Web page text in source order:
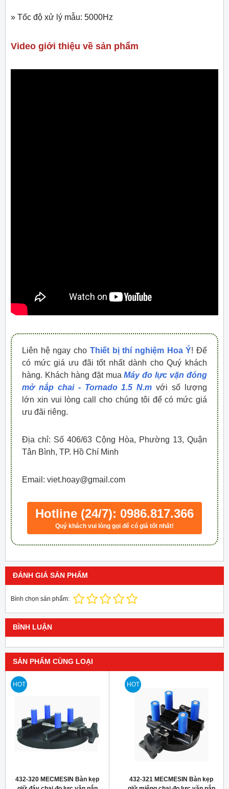
» Tốc độ xử lý mẫu: 5000Hz
Video giới thiệu về sản phẩm
Liên hệ ngay cho Thiết bị thí nghiệm Hoa Ý! Để
có mức giá ưu đãi tốt nhất dành cho Quý khách
hàng. Khách hàng đặt muaMáy đo lực vặn đóng
mở nắp chai - Tornado 1.5 N.m với số lượng
lớn xin vui lòng call cho chúng tôi để có mức giá
ưu đãi riêng.
Địa chỉ: Số 406/63 Cộng Hòa, Phường 13, Quận
Tân Bình, TP. Hồ Chí Minh
Email: viet.hoay@gmail.com
Hotline (24/7): 0986.817.366
Quý khách vui lòng gọi để có giá tốt nhất!
ĐÁNH GIÁ SẢN PHẨM
Bình chọn sản phẩm:
BÌNH LUẬN
SẢN PHẨM CÙNG LOẠI
HOT
432-320 MECMESIN Bàn kẹp
HOT
432-321 MECMESIN Bàn kẹp